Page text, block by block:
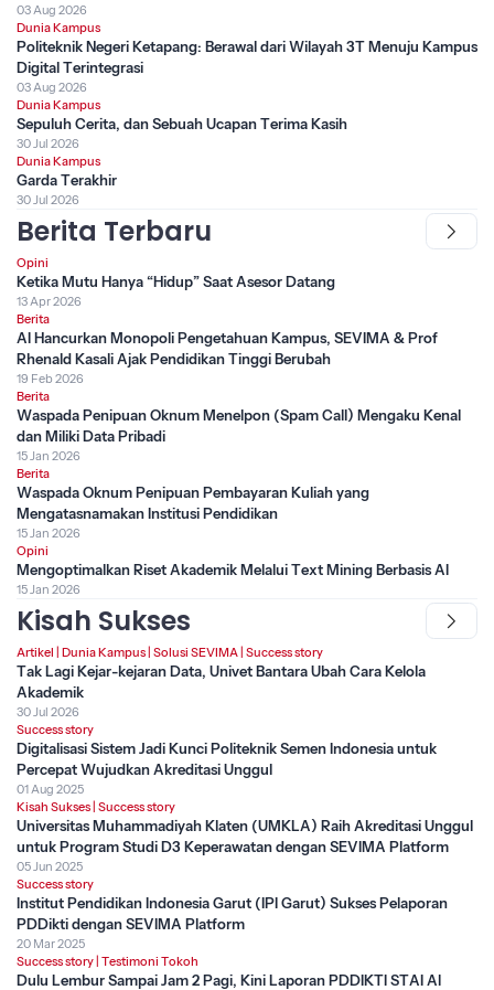
03 Aug 2026
Dunia Kampus
Politeknik Negeri Ketapang: Berawal dari Wilayah 3T Menuju Kampus
Digital Terintegrasi
03 Aug 2026
Dunia Kampus
Sepuluh Cerita, dan Sebuah Ucapan Terima Kasih
30 Jul 2026
Dunia Kampus
Garda Terakhir
30 Jul 2026
Berita Terbaru
Opini
Ketika Mutu Hanya “Hidup” Saat Asesor Datang
13 Apr 2026
Berita
AI Hancurkan Monopoli Pengetahuan Kampus, SEVIMA & Prof
Rhenald Kasali Ajak Pendidikan Tinggi Berubah
19 Feb 2026
Berita
Waspada Penipuan Oknum Menelpon (Spam Call) Mengaku Kenal
dan Miliki Data Pribadi
15 Jan 2026
Berita
Waspada Oknum Penipuan Pembayaran Kuliah yang
Mengatasnamakan Institusi Pendidikan
15 Jan 2026
Opini
Mengoptimalkan Riset Akademik Melalui Text Mining Berbasis AI
15 Jan 2026
Kisah Sukses
Artikel | Dunia Kampus | Solusi SEVIMA | Success story
Tak Lagi Kejar-kejaran Data, Univet Bantara Ubah Cara Kelola
Akademik
30 Jul 2026
Success story
Digitalisasi Sistem Jadi Kunci Politeknik Semen Indonesia untuk
Percepat Wujudkan Akreditasi Unggul
01 Aug 2025
Kisah Sukses | Success story
Universitas Muhammadiyah Klaten (UMKLA) Raih Akreditasi Unggul
untuk Program Studi D3 Keperawatan dengan SEVIMA Platform
05 Jun 2025
Success story
Institut Pendidikan Indonesia Garut (IPI Garut) Sukses Pelaporan
PDDikti dengan SEVIMA Platform
20 Mar 2025
Success story | Testimoni Tokoh
Dulu Lembur Sampai Jam 2 Pagi, Kini Laporan PDDIKTI STAI Al